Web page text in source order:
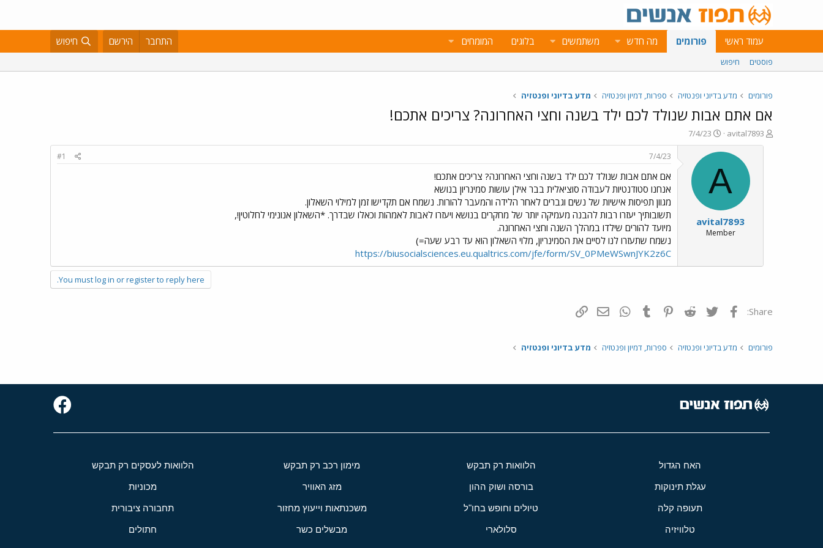
עמוד ראשי פורומים מה חדש משתמשים בלוגים המומחים התחבר הירשם חיפוש
פוסטים חיפוש
פורומים מדע בדיוני ופנטזיה ספרות, דמיון ופנטזיה מדע בדיוני ופנטזיה
אם אתם אבות שנולד לכם ילד בשנה וחצי האחרונה? צריכים אתכם!
פ
ו
avital7893
פ
ו
ר
ב
א
ר
י
7/4/23
A
avital7893
Member
7/4/23
#1
אם אתם אבות שנולד לכם ילד בשנה וחצי האחרונה? צריכים אתכם!
אנחנו סטודנטיות לעבודה סוציאלית בבר אילן עושות סמינריון בנושא
מגוון תפיסות אישיות של נשים וגברים לאחר הלידה והמעבר להורות. נשמח אם תקדישו זמן למילוי השאלון.
תשובותיך יעזרו רבות להבנה מעמיקה יותר של מחקרים בנושא ויעזרו לאבות לאמהות וכאלו שבדרך. *השאלון אנונימי לחלוטין!,
מיועד להורים שילדו במהלך השנה וחצי האחרונה.
נשמח שתעזרו לנו לסיים את הסמינריון, מלוי השאלון הוא עד רבע שעה=)
https://biusocialsciences.eu.qualtrics.com/jfe/form/SV_0PMeWSwnJYK2z6C
You must log in or register to reply here.
Share: פייסבוק Twitter
Reddit
Pinterest
Tumblr
WhatsAppדואר אלקטרוני
פורומים מדע בדיוני ופנטזיה ספרות, דמיון ופנטזיה מדע בדיוני ופנטזיה
האח הגדול הלוואות רק תבקש מימון רכב רק תבקש הלוואות לעסקים רק תבקש
עגלת תינוקות בורסה ושוק ההון מזג האוויר מכוניות
תעופה קלה טיולים וחופש בחו"ל משכנתאות וייעוץ מחזור תחבורה ציבורית
טלוויזיה סלולארי מבשלים כשר חתולים